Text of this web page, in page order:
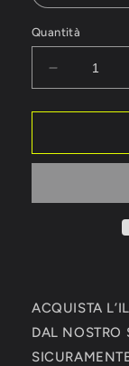
Quantità
Diminuisci
quantità
per
Peterson
Hall
Series
NFL
SKOL
ACQUISTA
DAL NOSTRO